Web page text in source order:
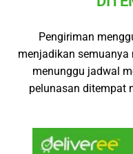
Pengiriman
menjadikan
menunggu jadwal
pelunasan ditempat